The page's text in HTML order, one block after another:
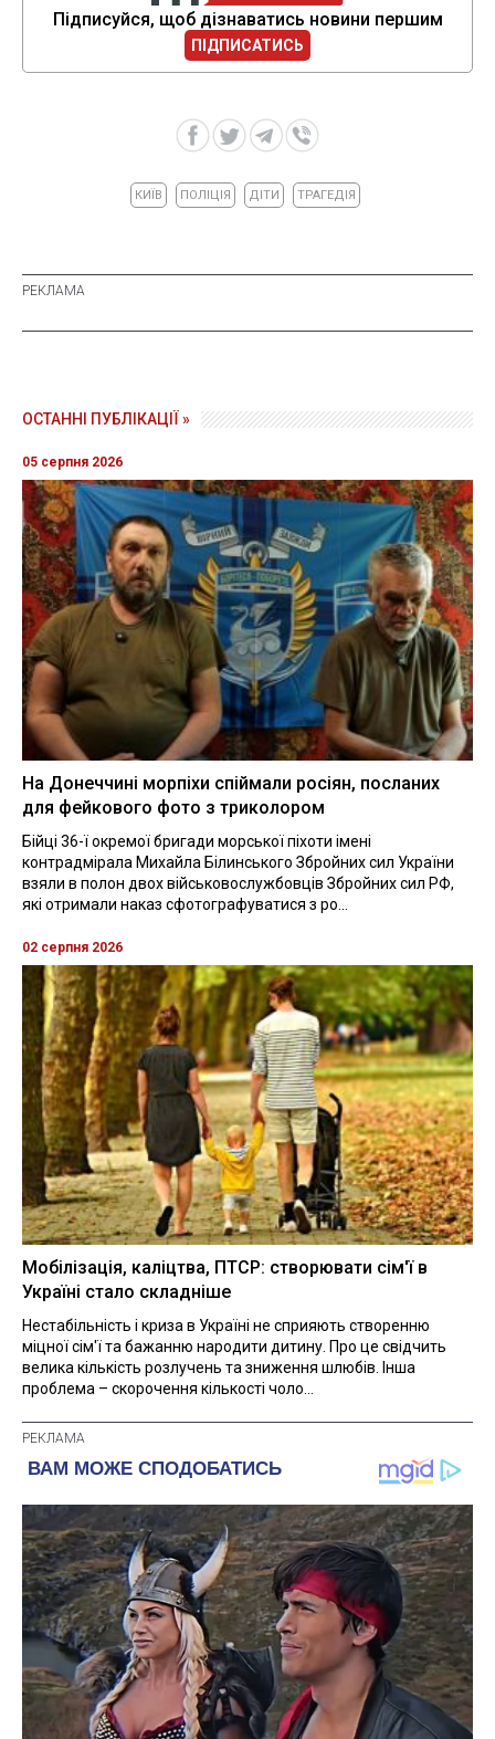
Підписуйся, щоб дізнаватись новини першим
ПІДПИСАТИСЬ
КИЇВ ПОЛІЦІЯ ДІТИ ТРАГЕДІЯ
ОСТАННІ ПУБЛІКАЦІЇ »
05 серпня 2026
На Донеччині морпіхи спіймали росіян, посланих
для фейкового фото з триколором
Бійці 36-ї окремої бригади морської піхоти імені
контрадмірала Михайла Білинського Збройних сил України
взяли в полон двох військовослужбовців Збройних сил РФ,
які отримали наказ сфотографуватися з ро...
02 серпня 2026
Мобілізація, каліцтва, ПТСР: створювати сім'ї в
Україні стало складніше
Нестабільність і криза в Україні не сприяють створенню
міцної сім'ї та бажанню народити дитину. Про це свідчить
велика кількість розлучень та зниження шлюбів. Інша
проблема – скорочення кількості чоло...